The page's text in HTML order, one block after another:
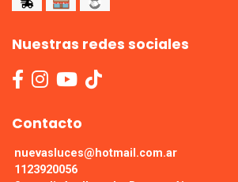
Nuestras redes sociales
Contacto
nuevasluces@hotmail.com.ar
1123920056